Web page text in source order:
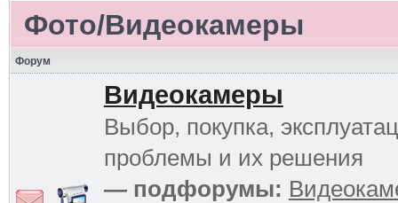
Фото/Видеокамеры
Форум
Видеокамеры
Выбор, покупка,
проблемы и их решения
— подфорумы: